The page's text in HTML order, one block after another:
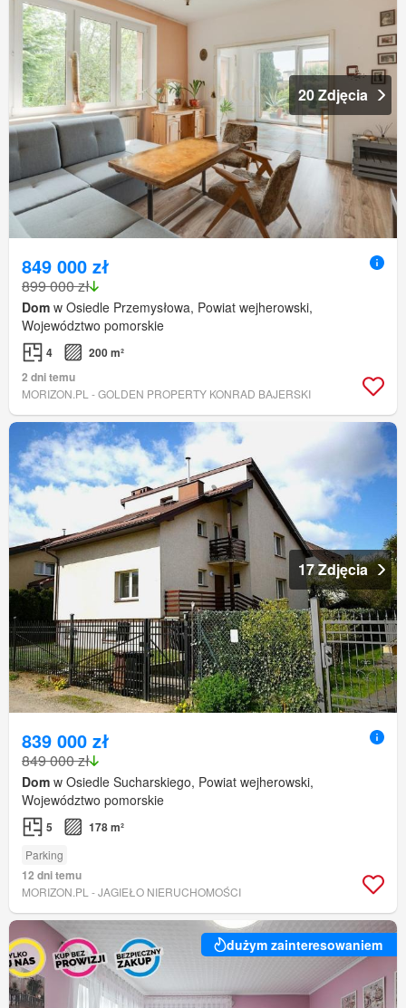
20 Zdjęcia
849 000 zł
899 000 zł
Dom w Osiedle Przemysłowa, Powiat wejherowski,
Województwo pomorskie
4
200 m²
2 dni temu
MORIZON.PL - GOLDEN PROPERTY KONRAD BAJERSKI
17 Zdjęcia
839 000 zł
849 000 zł
Dom w Osiedle Sucharskiego, Powiat wejherowski,
Województwo pomorskie
5 178 m²
Parking
12 dni temu
MORIZON.PL - JAGIEŁO NIERUCHOMOŚCI
dużym zainteresowaniem